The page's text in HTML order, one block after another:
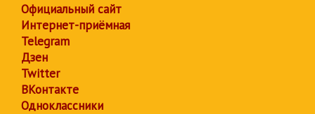
Официальный сайт
Интернет-приёмная
Telegram
Дзен
Twitter
ВКонтакте
Одноклассники